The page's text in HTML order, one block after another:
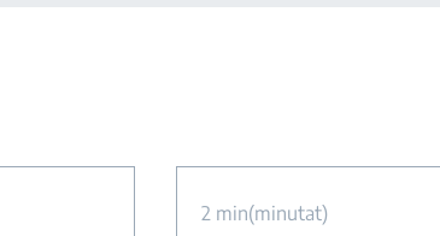
2 min(minutat)